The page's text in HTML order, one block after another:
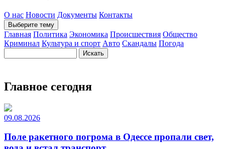
О нас Новости Документы Контакты
Выберите тему
Главная Политика Экономика Происшествия Общество
Криминал Культура и спорт Авто Скандалы Погода
Главное сегодня
09.08.2026
Поле ракетного погрома в Одессе пропали свет,